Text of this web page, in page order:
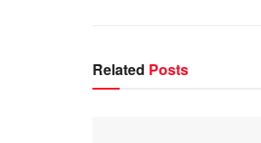
Related Posts